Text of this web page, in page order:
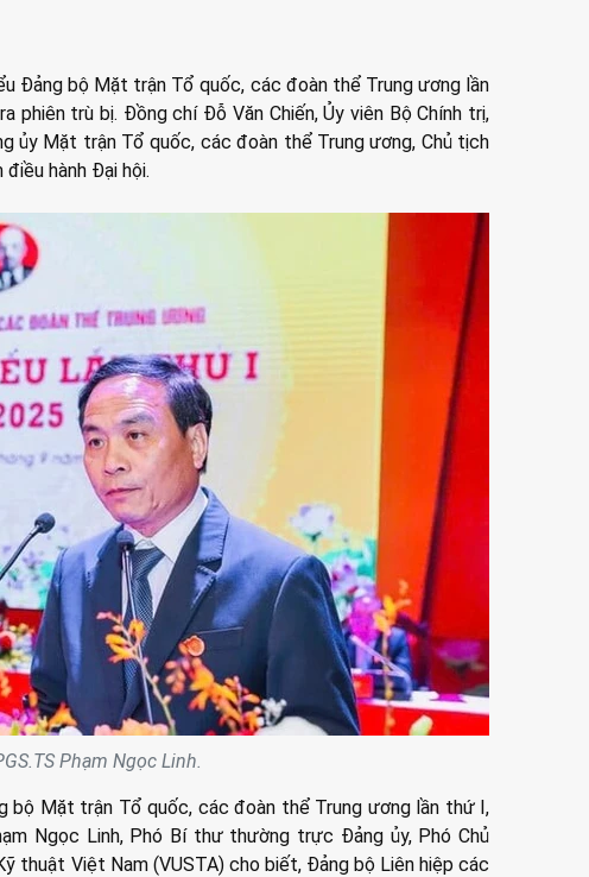
Đảng bộ Mặt trận Tổ quốc, các đoàn thể Trung ương lần
phiên trù bị. Đồng chí Đỗ Văn Chiến, Ủy viên Bộ Chính trị,
ủy Mặt trận Tổ quốc, các đoàn thể Trung ương, Chủ tịch
hành Đại hội.
Phạm Ngọc Linh.
bộ Mặt trận Tổ quốc, các đoàn thể Trung ương lần thứ I,
Ngọc Linh, Phó Bí thư thường trực Đảng ủy, Phó Chủ
thuật Việt Nam (VUSTA) cho biết, Đảng bộ Liên hiệp các